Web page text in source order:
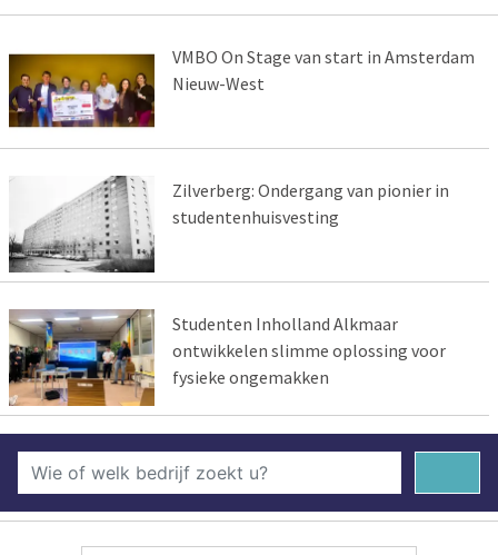
VMBO On Stage van start in Amsterdam
Nieuw-West
Zilverberg: Ondergang van pionier in
studentenhuisvesting
Studenten Inholland Alkmaar
ontwikkelen slimme oplossing voor
fysieke ongemakken